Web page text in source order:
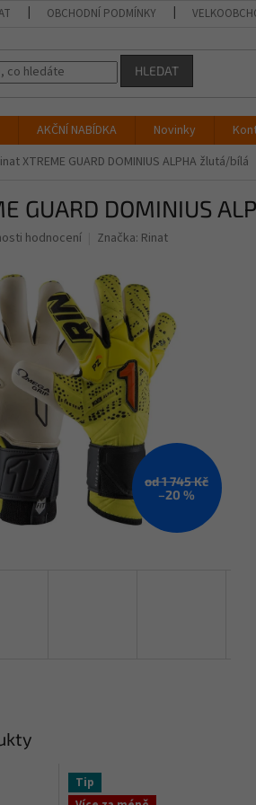
OBCHODNÍ PODMÍNKY
HLEDAT
AKČNÍ NABÍDKA Novinky
XTREME GUARD DOMINIUS ALPHA žlutá/bílá
GUARD DOMINIUS
hodnocení Značka: Rinat
od 1 745 Kč
–20 %
Tip